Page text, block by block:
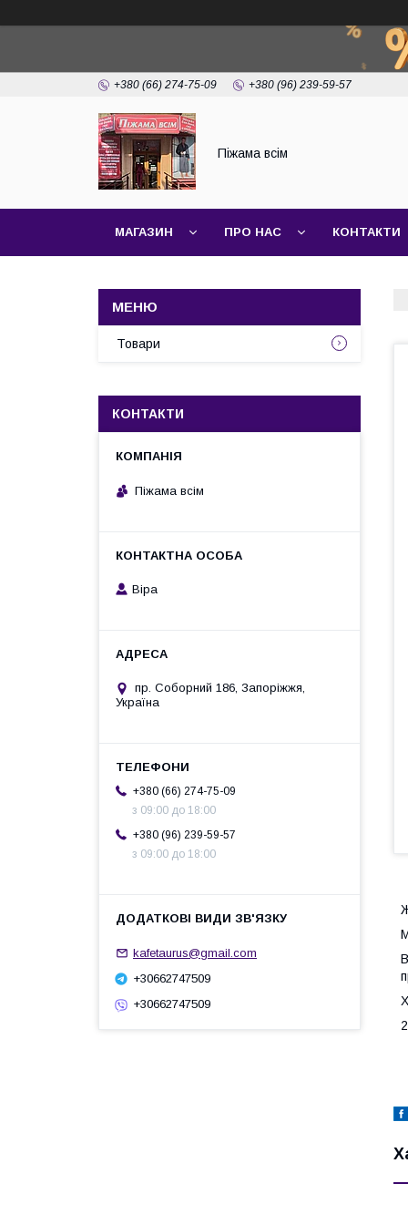
+380 (66) 274-75-09 +380 (96) 239-59-57
Піжама всім
МАГАЗИН ПРО НАС КОНТАКТИ
Товари
КОНТАКТИ
Піжама всім
Віра
пр. Соборний 186, Запоріжжя,
Україна
+380 (66) 274-75-09
з 09:00 до 18:00
+380 (96) 239-59-57
з 09:00 до 18:00
kafetaurus@gmail.com
+30662747509
+30662747509